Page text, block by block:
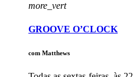
more_vert
GROOVE O’CLOCK
com Matthews